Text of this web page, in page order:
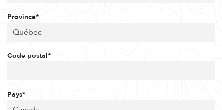
Province*
Code postal*
Pays*